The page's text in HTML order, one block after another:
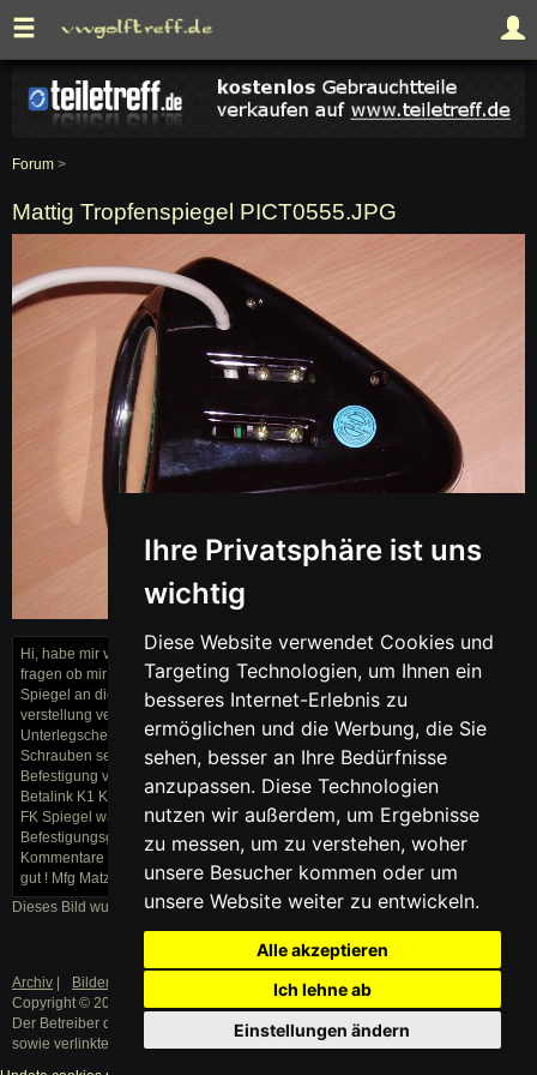
Ihre Privatsphäre ist uns
wichtig
Diese Website verwendet Cookies und
Targeting Technologien, um Ihnen ein
besseres Internet-Erlebnis zu
ermöglichen und die Werbung, die Sie
sehen, besser an Ihre Bedürfnisse
anzupassen. Diese Technologien
nutzen wir außerdem, um Ergebnisse
zu messen, um zu verstehen, woher
unsere Besucher kommen oder um
unsere Website weiter zu entwickeln.
Alle akzeptieren
Ich lehne ab
Einstellungen ändern
Forum >
Mattig Tropfenspiegel PICT0555.JPG
Hi, habe mir von Mattig die Tropfenspiegel (elektrisch) geholt und wollte mal
fragen ob mir jemand helfen kann wie man die Spiegel Anbaut, z.b. den
Spiegel an die Adapterplatte anzubringen oder wo ich das kabel für die
verstellung verlegen muss ! Befestigungsmaterial 2 Gewindeschrauben +
Unterlegscheiben für die befestigung für Adapterplatte und Karosserie 4
Schrauben sehen aus wie Holzschrauben denke mal das die für die
Befestigung von Adapterplatte und Spiegel ist, aber wie? Und ne Tube
Betalink K1 Kleber auch zur befestigung von Adapterplatte und Spiegel Bei
FK Spiegel war es leicht da war schon ein Loch für das Kabel und
Befestigungsgewinden für die Spiegel an die Adapterplatte. Und bitte keine
Kommentare wie schlecht tropfenspiegel aussehen ^^ Ich finde sie einfach
gut ! Mfg Matze
Dieses Bild wurde am 23.05.2010 von Matze1987 hochgeladen.
Archiv Bilder
Impressum
Copyright © 2003 - 2019 · Alle Rechte vorbehalten.
Der Betreiber distanziert sich ausdrücklich von den Inhalten der Forenbeiträge
sowie verlinkter Internetseiten.